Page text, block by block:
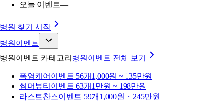
오늘 이벤트—
병원 찾기 시작
병원이벤트
병원이벤트 카테고리 병원이벤트 전체 보기
폭염케어 이벤트 56개 1,000원 ~ 135만원
썸머뷰티 이벤트 63개 1만원 ~ 198만원
라스트찬스이벤트 59개 1,000원 ~ 245만원